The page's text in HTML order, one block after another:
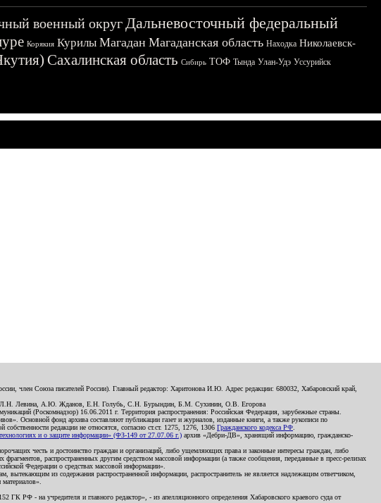
военный округДальневосточный федеральный
Корякия Курилы Магадан Магаданская область Находка Николаевск-
Сахалинская область Сибирь ТОФ Тында Улан-Удэ Уссурийск
член Союза писателей России). Главный редактор: Харитонова И.Ю. Адрес редакции: 680032, Хабаровский край,
Л.Н. Левина, А.Ю. Жданов, Е.Н. Голубь, С.Н. Бурындин, Б.М. Сухинин, О.В. Егорова
(Роскомнадзор) 16.06.2011 г. Территория распространения: Российская Федерация, зарубежные страны.
Основной фонд архива составляют публикации газет и журналов, изданные книги, а также рукописи по
редакции не относятся, согласно ст.ст. 1275, 1276, 1306 Гражданского кодекса РФ
и о защите информации» (ФЗ-149 от 27.07.06 г.) архив «Дебри-ДВ», хранящий информацию, гражданско-
честь и достоинство граждан и организаций, либо ущемляющих права и законные интересы граждан, либо
распространенных другим средством массовой информации (а также сообщения, переданные в пресс-релизах
Федерации о средствах массовой информации».
из содержания распространенной информации, распространитель не является надлежащим ответчиком,
РФ - на учредителя и главного редактор», - из апелляционного определения Хабаровского краевого суда от